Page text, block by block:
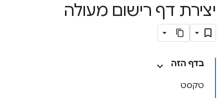
יצירת דף רישום מעולה
בדף הזה
טקסט